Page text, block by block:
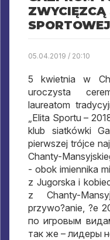
ZWYCIĘZCĄ
05.04.2019 / 20:10
5 kwietnia w
uroczysta
laureatom
„Elita Sportu –
klub siatkówki
pierwszej trójce
Chanty-
- obok imiennika
z Jugorska i
z Chanty-
przywo?anie, ?e
по игровым
так же – лидеры